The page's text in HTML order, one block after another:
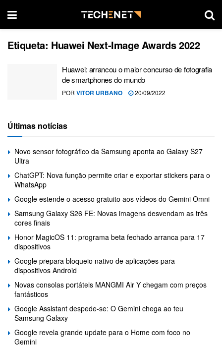
Etiqueta: Huawei Next-Image Awards 2022
Huawei: arrancou o maior concurso de fotografia
de smartphones do mundo
POR VITOR URBANO 20/09/2022
Últimas notícias
Novo sensor fotográfico da Samsung aponta ao Galaxy S27
Ultra
ChatGPT: Nova função permite criar e exportar stickers para o
WhatsApp
Google estende o acesso gratuito aos vídeos do Gemini Omni
Samsung Galaxy S26 FE: Novas imagens desvendam as três
cores finais
Honor MagicOS 11: programa beta fechado arranca para 17
dispositivos
Google prepara bloqueio nativo de aplicações para
dispositivos Android
Novas consolas portáteis MANGMI Air Y chegam com preços
fantásticos
Google Assistant despede-se: O Gemini chega ao teu
Samsung Galaxy
Google revela grande update para o Home com foco no
Gemini